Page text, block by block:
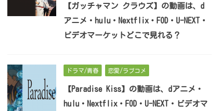
【ガッチャマン クラウズ】の動画は、d
アニメ・hulu・Nextflix・FOD・U-NEXT・
ビデオマーケットどこで見れる？
ドラマ/青春 恋愛/ラブコメ
【Paradise Kiss】の動画は、dアニメ・
hulu・Nextflix・FOD・U-NEXT・ビデオマ